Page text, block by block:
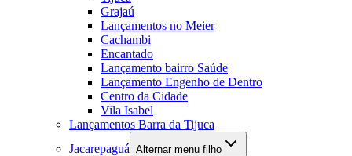
Grajaú
Lançamentos no Meier
Cachambi
Encantado
Lançamento bairro Saúde
Lançamento Engenho de Dentro
Centro da Cidade
Vila Isabel
Lançamentos Barra da Tijuca
Jacarepaguá Alternar menu filho